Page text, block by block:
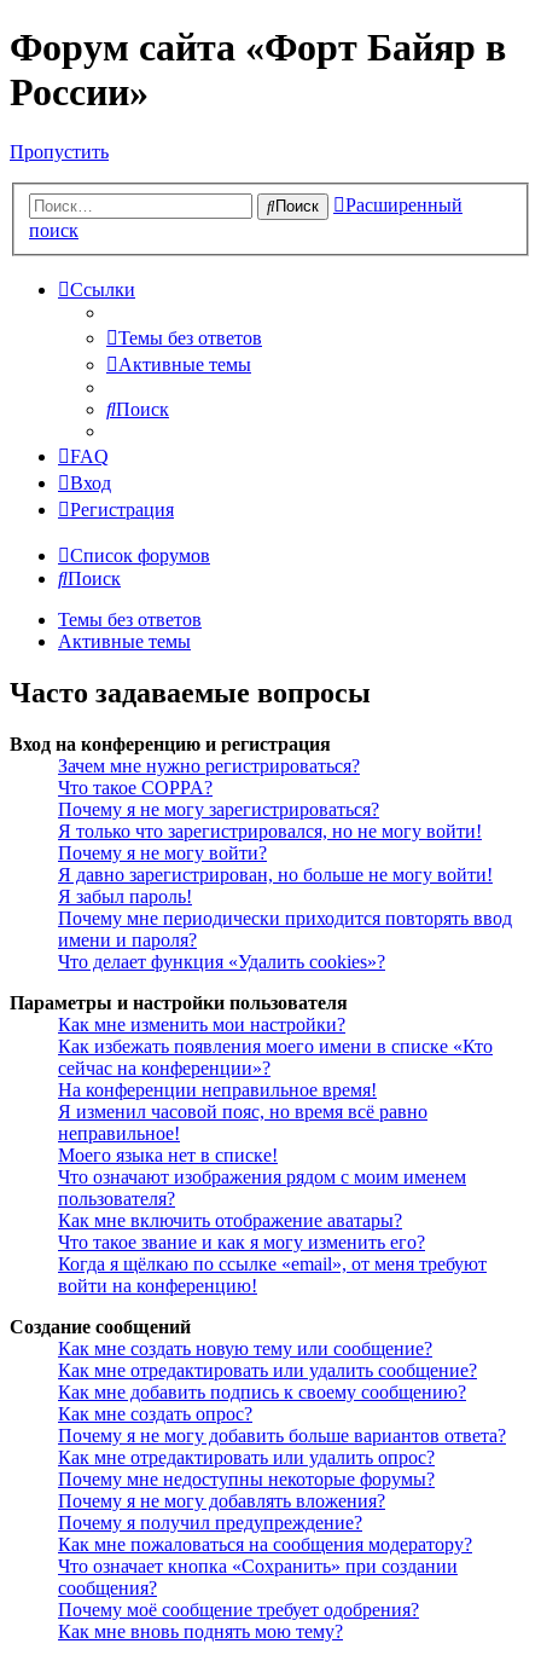
Форум сайта «Форт Байяр в
России»
Пропустить
Поиск
Расширенный
поиск
Ссылки
Темы без ответов
Активные темы
Поиск
FAQ
Вход
Регистрация
Список форумов
Поиск
Темы без ответов
Активные темы
Часто задаваемые вопросы
Вход на конференцию и регистрация
Зачем мне нужно регистрироваться?
Что такое COPPA?
Почему я не могу зарегистрироваться?
Я только что зарегистрировался, но не могу войти!
Почему я не могу войти?
Я давно зарегистрирован, но больше не могу войти!
Я забыл пароль!
Почему мне периодически приходится повторять ввод
имени и пароля?
Что делает функция «Удалить cookies»?
Параметры и настройки пользователя
Как мне изменить мои настройки?
Как избежать появления моего имени в списке «Кто
сейчас на конференции»?
На конференции неправильное время!
Я изменил часовой пояс, но время всё равно
неправильное!
Моего языка нет в списке!
Что означают изображения рядом с моим именем
пользователя?
Как мне включить отображение аватары?
Что такое звание и как я могу изменить его?
Когда я щёлкаю по ссылке «email», от меня требуют
войти на конференцию!
Создание сообщений
Как мне создать новую тему или сообщение?
Как мне отредактировать или удалить сообщение?
Как мне добавить подпись к своему сообщению?
Как мне создать опрос?
Почему я не могу добавить больше вариантов ответа?
Как мне отредактировать или удалить опрос?
Почему мне недоступны некоторые форумы?
Почему я не могу добавлять вложения?
Почему я получил предупреждение?
Как мне пожаловаться на сообщения модератору?
Что означает кнопка «Сохранить» при создании
сообщения?
Почему моё сообщение требует одобрения?
Как мне вновь поднять мою тему?